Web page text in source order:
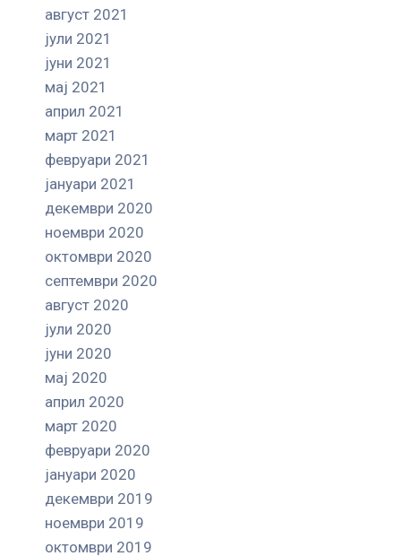
август 2021
јули 2021
јуни 2021
мај 2021
април 2021
март 2021
февруари 2021
јануари 2021
декември 2020
ноември 2020
октомври 2020
септември 2020
август 2020
јули 2020
јуни 2020
мај 2020
април 2020
март 2020
февруари 2020
јануари 2020
декември 2019
ноември 2019
октомври 2019